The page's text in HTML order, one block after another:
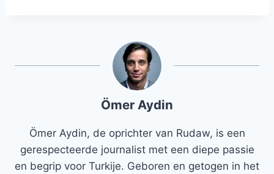
Ömer Aydin
Ömer Aydin, de oprichter van Rudaw, is een
gerespecteerde journalist met een diepe passie
en begrip voor Turkije. Geboren en getogen in het